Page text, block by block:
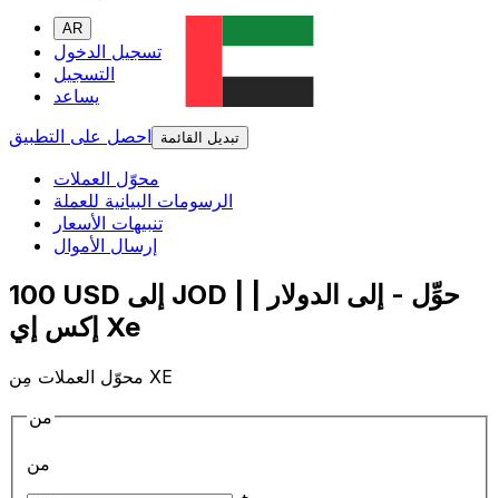
AR
تسجيل الدخول
التسجيل
يساعد
احصل على التطبيق
تبديل القائمة
محوّل العملات
الرسومات البيانية للعملة
تنبيهات الأسعار
إرسال الأموال
100 USD إلى JOD | حوِّل - إلى الدولار |
إكس إي Xe
محوّل العملات مِن XE
من
من